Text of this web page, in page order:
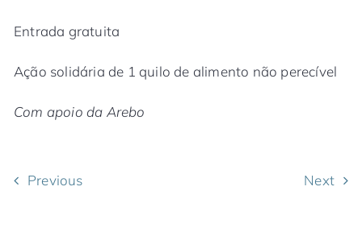
Entrada gratuita
Ação solidária de 1 quilo de alimento não perecível
Com apoio da Arebo
Previous Next